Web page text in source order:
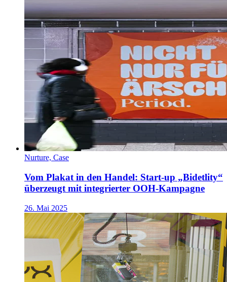
Nurture, Case
Vom Plakat in den Handel: Start-up „Bidetlity“
überzeugt mit integrierter OOH-Kampagne
26. Mai 2025